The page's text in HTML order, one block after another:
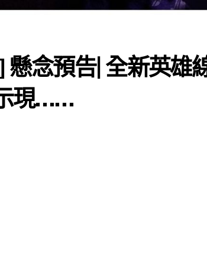
懸念預告| 全新英雄
現……